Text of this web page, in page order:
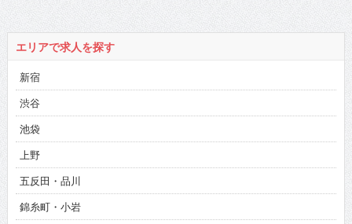
エリアで求人を探す
新宿
渋谷
池袋
上野
五反田・品川
錦糸町・小岩